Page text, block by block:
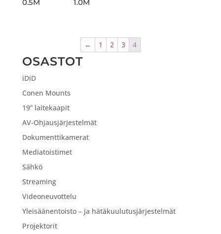
0.5M 1.0M
← 1 2 3 4
OSASTOT
iDiD
Conen Mounts
19” laitekaapit
AV-Ohjausjärjestelmät
Dokumenttikamerat
Mediatoistimet
Sähkö
Streaming
Videoneuvottelu
Yleisäänentoisto – ja hätäkuulutusjärjestelmät
Projektorit